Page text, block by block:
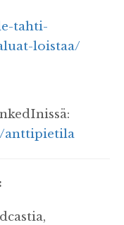
tahti-
loistaa/
anttipietila